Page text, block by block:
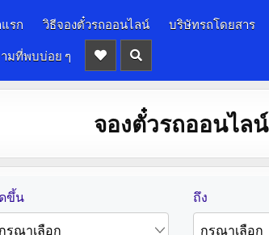
รก วิธีจองตั๋วรถออนไลน์ บริษัทรถโดยสาร
มที่พบบ่อย ๆ
จองตั๋วรถออนไลน์